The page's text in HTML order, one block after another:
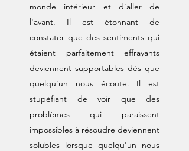
monde intérieur et d'aller de
l'avant. Il est étonnant de
constater que des sentiments qui
étaient parfaitement effrayants
deviennent supportables dès que
quelqu'un nous écoute. Il est
stupéfiant de voir que des
problèmes qui paraissent
impossibles à résoudre deviennent
solubles lorsque quelqu'un nous